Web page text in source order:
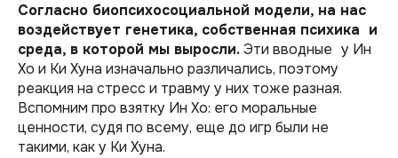
Согласно биопсихосоциальной модели, на нас
воздействует генетика, собственная психика и
среда, в которой мы выросли.Эти вводные у Ин
Хо и Ки Хуна изначально различались, поэтому
реакция на стресс и травму у них тоже разная.
Вспомним про взятку Ин Хо: его моральные
ценности, судя по всему, еще до игр были не
такими, как у Ки Хуна.